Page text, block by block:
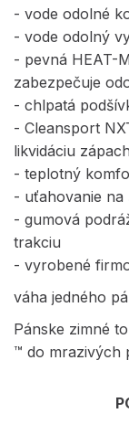
- vode odolné
- vode odolný
- pevná HEAT-
zabezpečuje
- chlpatá
- Cleansport
likvidáciu
- teplotný
- uťahovanie na
- gumová
trakciu
- vyrobené
váha jedného
Pánske zimné
™ do mrazivých